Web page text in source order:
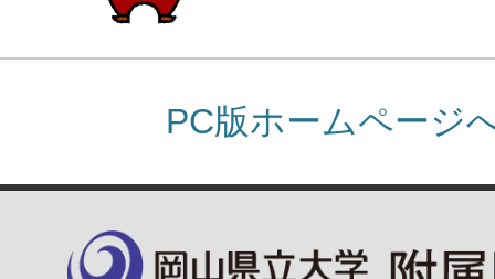
PC版ホームページ